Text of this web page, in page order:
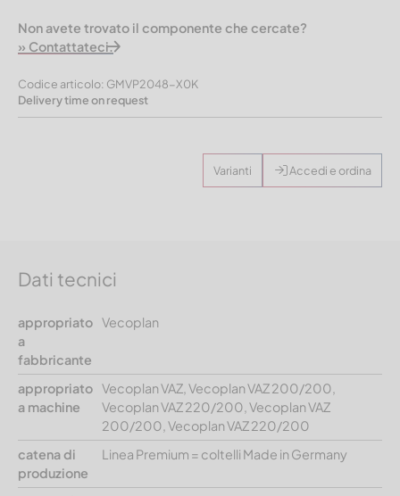
Non avete trovato il componente che cercate?
» Contattateci.
Codice articolo: GMVP2048-X0K
Delivery time on request
Varianti Accedi e ordina
Dati tecnici
appropriato
a
fabbricante
Vecoplan
appropriato
a machine
Vecoplan VAZ, Vecoplan VAZ 200/200,
Vecoplan VAZ 220/200, Vecoplan VAZ
200/200, Vecoplan VAZ 220/200
catena di
produzione
Linea Premium = coltelli Made in Germany